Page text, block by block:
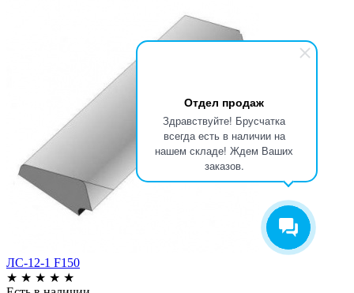
Отдел продаж
Здравствуйте! Брусчатка
всегда есть в наличии на
нашем складе! Ждем Ваших
заказов.
ЛС-12-1 F150
★ ★ ★ ★ ★